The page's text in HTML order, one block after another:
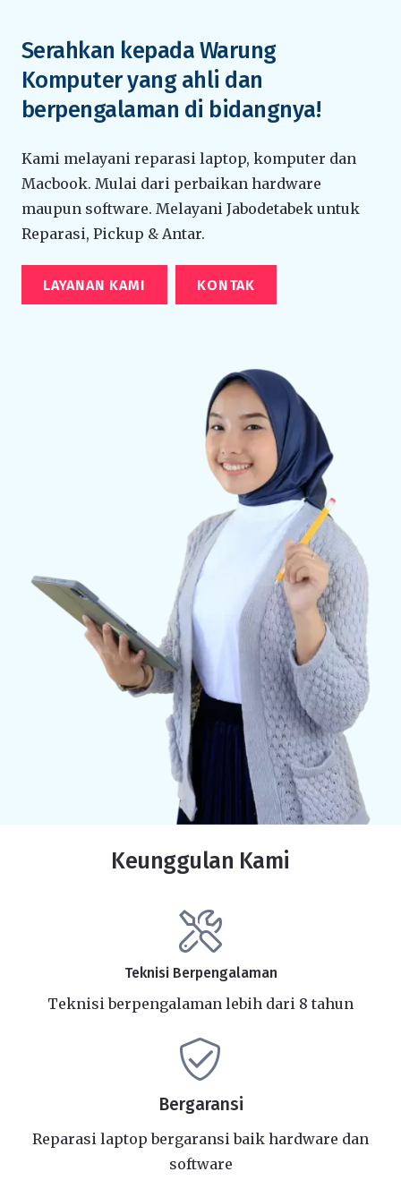
Serahkan kepada Warung
Komputer yang ahli dan
berpengalaman di bidangnya!
Kami melayani reparasi laptop, komputer dan
Macbook. Mulai dari perbaikan hardware
maupun software. Melayani Jabodetabek untuk
Reparasi, Pickup & Antar.
LAYANAN KAMI KONTAK
Keunggulan Kami
Teknisi Berpengalaman
Teknisi berpengalaman lebih dari 8 tahun
Bergaransi
Reparasi laptop bergaransi baik hardware dan
software